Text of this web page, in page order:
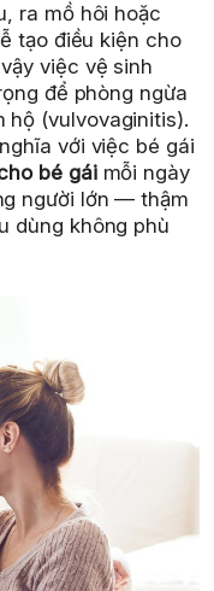
ra mồ hôi hoặc
tạo điều kiện cho
việc vệ sinh
để phòng ngừa
hộ (vulvovaginitis).
với việc bé gái
bé gáimỗi ngày
người lớn — thậm
dùng không phù